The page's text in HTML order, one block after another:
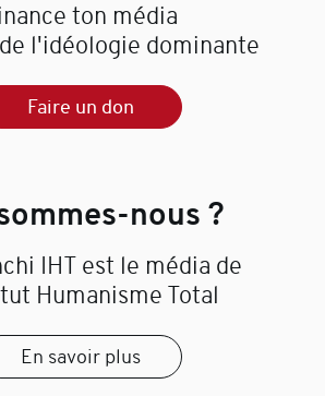
nous ?
IHT est le média de
Humanisme Total
En savoir plus
ton média
l'idéologie dominante
Faire un don